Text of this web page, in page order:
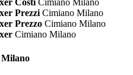
CostiCimiano Milano
PrezziCimiano Milano
Prezzo Cimiano Milano
Cimiano Milano